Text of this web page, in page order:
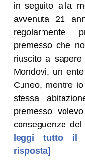
in seguito alla
avvenuta 21
regolarmente
premesso che
riuscito a
Mondovi, un
Cuneo, mentre
stessa
premesso
conseguenze
leggi tutto il
risposta]